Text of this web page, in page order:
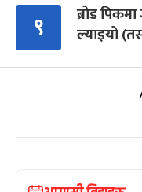
९
ब्रोड
ल्याइयो